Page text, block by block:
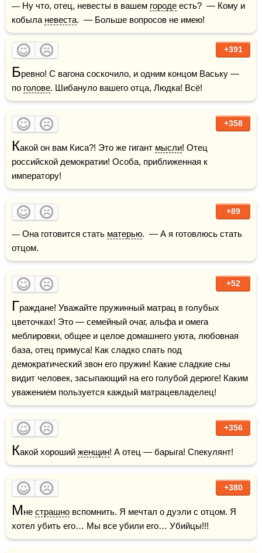
— Ну что, отец, невесты в вашем городе есть?  — Кому и
кобыла невеста.  — Больше вопросов не имею!
+391
Бревно! С вагона соскочило, и одним концом Ваську —
по голове. Шибануло вашего отца, Людка! Всё!
+358
Какой он вам Киса?! Это же гигант мысли! Отец
российской демократии! Особа, приближенная к
императору!
+89
— Она готовится стать матерью.  — А я готовлюсь стать
отцом.
+52
Граждане! Уважайте пружинный матрац в голубых
цветочках! Это — семейный очаг, альфа и омега
меблировки, общее и целое домашнего уюта, любовная
база, отец примуса! Как сладко спать под
демократический звон его пружин! Какие сладкие сны
видит человек, засыпающий на его голубой дерюге! Каким
уважением пользуется каждый матрацевладелец!
+356
Какой хороший женщин! А отец — барыга! Спекулянт!
+380
Мне страшно вспомнить. Я мечтал о дуэли с отцом. Я
хотел убить его… Мы все убили его… Убийцы!!!